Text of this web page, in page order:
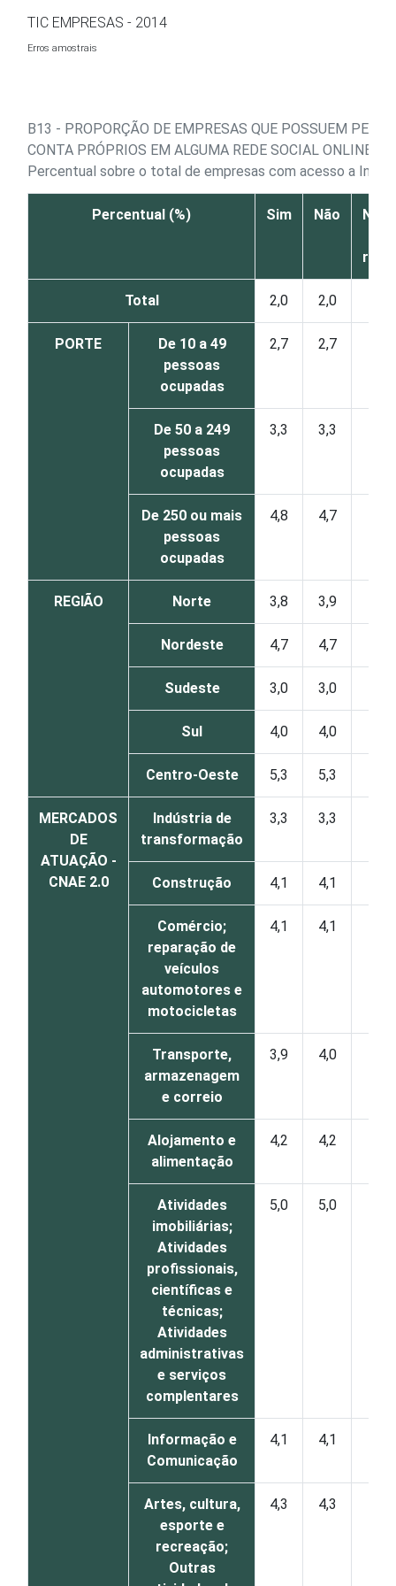
TIC EMPRESAS - 2014
Erros amostrais
B13 - PROPORÇÃO DE EMPRESAS QUE POSSUEM
CONTA PRÓPRIOS EM ALGUMA REDE SOCIAL ONLINE
Percentual sobre o total de empresas com acesso a
Percentual (%) Sim Não
Não
Total 2,0 2,0
PORTE
De 10 a 49
pessoas
ocupadas
2,7 2,7
De 50 a 249
pessoas
ocupadas
3,3 3,3
De 250 ou mais
pessoas
ocupadas
4,8 4,7
REGIÃO Norte 3,8 3,9
Nordeste 4,7 4,7
Sudeste 3,0 3,0
Sul 4,0 4,0
Centro-Oeste 5,3 5,3
MERCADOS
DE
ATUAÇÃO -
CNAE 2.0
Indústria de
transformação
3,3 3,3
Construção 4,1 4,1
Comércio;
reparação de
veículos
automotores e
motocicletas
4,1 4,1
Transporte,
armazenagem
e correio
3,9 4,0
Alojamento e
alimentação
4,2 4,2
Atividades
imobiliárias;
Atividades
profissionais,
científicas e
técnicas;
Atividades
administrativas
e serviços
complentares
5,0 5,0
Informação e
Comunicação
4,1 4,1
Artes, cultura,
esporte e
recreação;
Outras
4,3 4,3